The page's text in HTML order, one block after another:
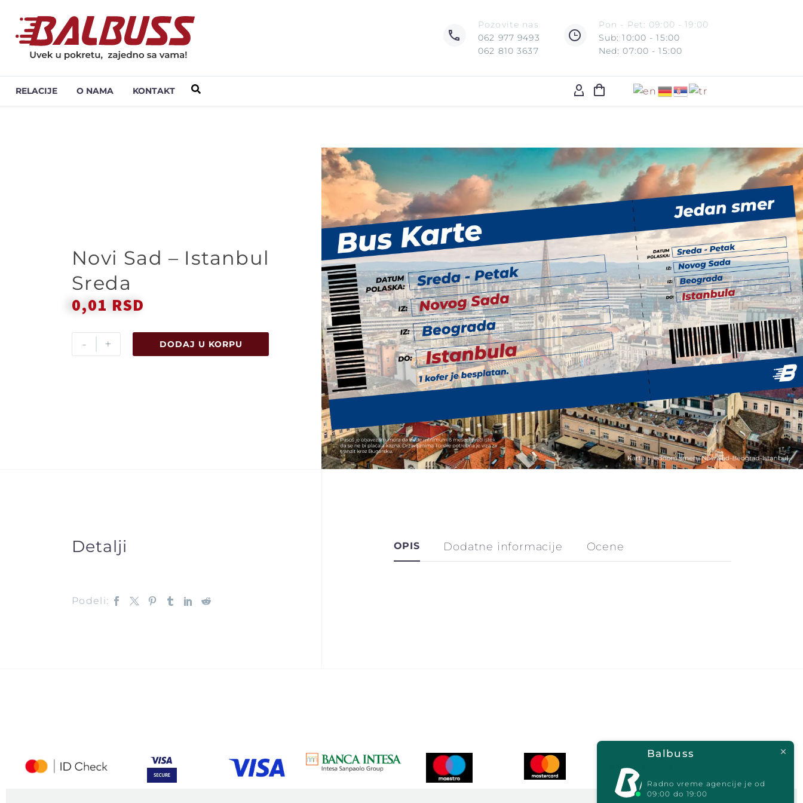
Pozovite nas
062 977 9493
062 810 3637
Pon - Pet: 09:00 - 19:00
Sub: 10:00 - 15:00
Ned: 07:00 - 15:00
RELACIJE O NAMA KONTAKT
Novi Sad – Istanbul
Sreda
0,01 RSD
- + DODAJ U KORPU
Detalji
Podeli:
OPIS Dodatne informacije Ocene
Balbuss
Radno vreme agencije je od
09:00 do 19:00